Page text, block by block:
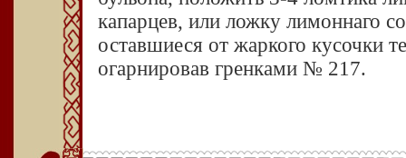
капарцев, или ложку лимоннаго
оставшиеся от жаркого кусочки
огарнировав гренками № 217.